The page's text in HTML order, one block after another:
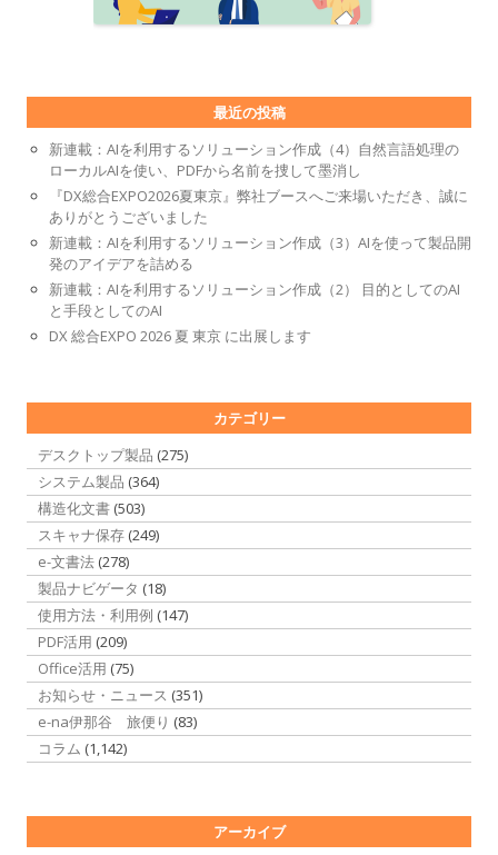
最近の投稿
新連載：AIを利用するソリューション作成（4）自然言語処理の
ローカルAIを使い、PDFから名前を捜して墨消し
『DX総合EXPO2026夏東京』弊社ブースへご来場いただき、誠に
ありがとうございました
新連載：AIを利用するソリューション作成（3）AIを使って製品開
発のアイデアを詰める
新連載：AIを利用するソリューション作成（2） 目的としてのAI
と手段としてのAI
DX 総合EXPO 2026 夏 東京 に出展します
カテゴリー
デスクトップ製品 (275)
システム製品 (364)
構造化文書 (503)
スキャナ保存 (249)
e-文書法 (278)
製品ナビゲータ (18)
使用方法・利用例 (147)
PDF活用 (209)
Office活用 (75)
お知らせ・ニュース (351)
e-na伊那谷 旅便り (83)
コラム (1,142)
アーカイブ